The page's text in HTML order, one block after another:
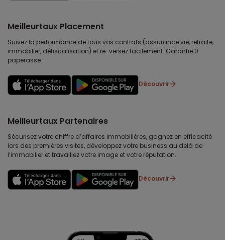
Meilleurtaux Placement
Suivez la performance de tous vos contrats (assurance vie, retraite,
immobilier, défiscalisation) et re-versez facilement. Garantie 0
paperasse.
Découvrir
Meilleurtaux Partenaires
Sécurisez votre chiffre d’affaires immobilières, gagnez en efficacité
lors des premières visites, développez votre business au delà de
l’immobilier et travaillez votre image et votre réputation.
Découvrir